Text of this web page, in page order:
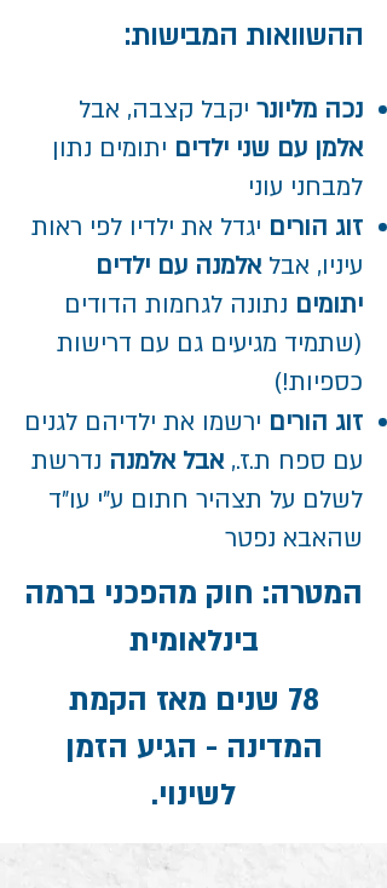
ההשוואות המבישות:
נכה מליונר יקבל קצבה, אבל
אלמן עם שני ילדים יתומים נתון
למבחני עוני
זוג הורים יגדל את ילדיו לפי ראות
עיניו, אבל אלמנה עם ילדים
יתומים נתונה לגחמות הדודים
(שתמיד מגיעים גם עם דרישות
כספיות!)
זוג הורים ירשמו את ילדיהם לגנים
עם ספח ת.ז.,אבל אלמנה נדרשת
לשלם על תצהיר חתום ע"י עו"ד
שהאבא נפטר
המטרה: חוק מהפכני ברמה
בינלאומית
78 שנים מאז הקמת
המדינה - הגיע הזמן
לשינוי.